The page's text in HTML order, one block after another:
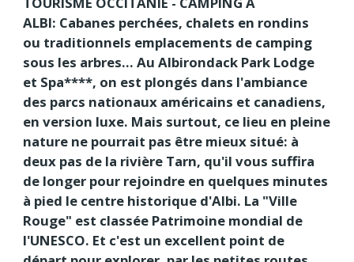
ALBI: Cabanes perchées, chalets en rondins
ou traditionnels emplacements de camping
sous les arbres… Au Albirondack Park Lodge
et Spa****, on est plongés dans l'ambiance
des parcs nationaux américains et canadiens,
en version luxe. Mais surtout, ce lieu en pleine
nature ne pourrait pas être mieux situé: à
deux pas de la rivière Tarn, qu'il vous suffira
de longer pour rejoindre en quelques minutes
à pied le centre historique d'Albi. La "Ville
Rouge" est classée Patrimoine mondial de
l'UNESCO. Et c'est un excellent point de